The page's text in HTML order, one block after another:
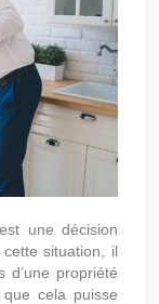
est une décision
situation, il
propriété
cela puisse